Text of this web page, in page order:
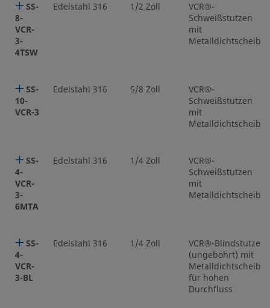
SS-
8-
VCR-
3-
4TSW
Edelstahl 316 1/2 Zoll
VCR®-
Schweißstutzen
mit
Metalldichtscheibe
SS-
10-
VCR-3
Edelstahl 316 5/8 Zoll
VCR®-
Schweißstutzen
mit
Metalldichtscheibe
SS-
4-
VCR-
3-
6MTA
Edelstahl 316 1/4 Zoll
VCR®-
Schweißstutzen
mit
Metalldichtscheibe
SS-
4-
VCR-
3-BL
Edelstahl 316 1/4 Zoll
VCR®-Blindstutzen
(ungebohrt) mit
Metalldichtscheibe
für hohen
Durchfluss